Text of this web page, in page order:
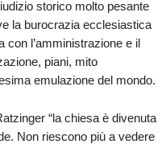
storico molto pesante
la burocrazia ecclesiastica
con l’amministrazione e il
piani, mito
emulazione del mondo.
“la chiesa è divenuta
Non riescono più a vedere